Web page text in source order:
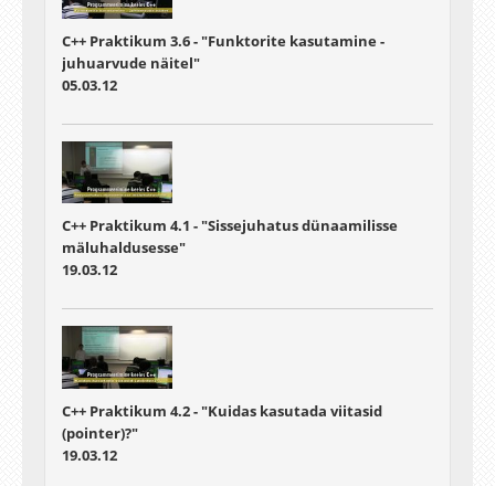
C++ Praktikum 3.6 - "Funktorite kasutamine -
juhuarvude näitel"
05.03.12
C++ Praktikum 4.1 - "Sissejuhatus dünaamilisse
mäluhaldusesse"
19.03.12
C++ Praktikum 4.2 - "Kuidas kasutada viitasid
(pointer)?"
19.03.12